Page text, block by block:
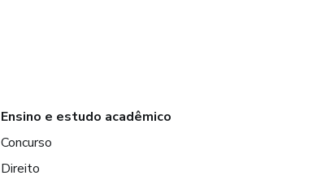
Ensino e estudo acadêmico
Concurso
Direito